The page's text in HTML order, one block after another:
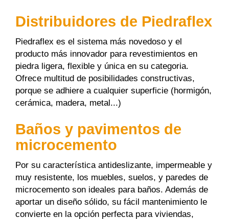
Distribuidores de Piedraflex
Piedraflex es el sistema más novedoso y el
producto más innovador para revestimientos en
piedra ligera, flexible y única en su categoria.
Ofrece multitud de posibilidades constructivas,
porque se adhiere a cualquier superficie (hormigón,
cerámica, madera, metal...)
Baños y pavimentos de
microcemento
Por su característica antideslizante, impermeable y
muy resistente, los muebles, suelos, y paredes de
microcemento son ideales para baños. Además de
aportar un diseño sólido, su fácil mantenimiento le
convierte en la opción perfecta para viviendas,